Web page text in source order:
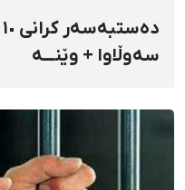
سەوڵاوا + وێنـــه